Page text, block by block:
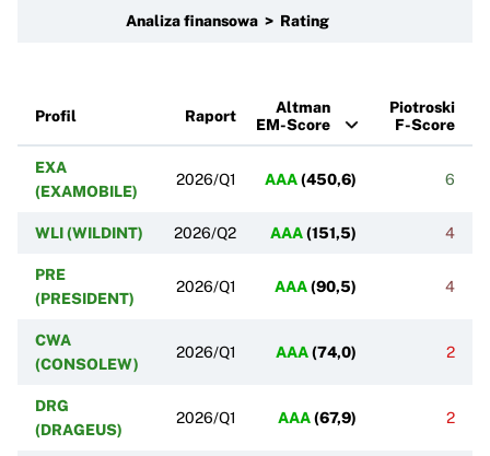
Analiza finansowa > Rating
Profil Raport
Altman
EM-Score
Piotroski
F-Score
EXA
(EXAMOBILE)
2026/Q1 AAA(450,6) 6
WLI (WILDINT) 2026/Q2 AAA(151,5) 4
PRE
(PRESIDENT)
2026/Q1 AAA(90,5) 4
CWA
(CONSOLEW)
2026/Q1 AAA(74,0) 2
DRG
(DRAGEUS)
2026/Q1 AAA(67,9) 2